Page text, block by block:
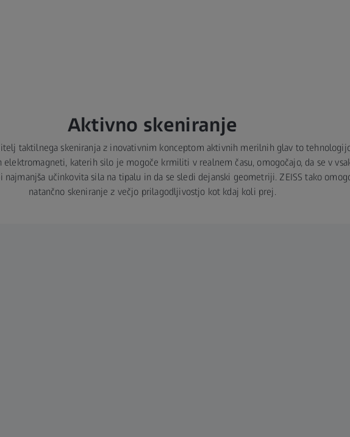
Aktivno skeniranje
taktilnega skeniranja z inovativnim konceptom aktivnih merilnih glav to
elektromagneti, katerih silo je mogoče krmiliti v realnem času, omogočajo, da se v
najmanjša učinkovita sila na tipalu in da se sledi dejanski geometriji. ZEISS tako
natančno skeniranje z večjo prilagodljivostjo kot kdaj koli prej.